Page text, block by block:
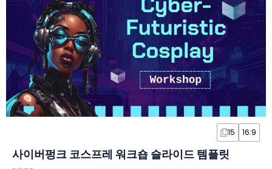
15 16:9
사이버펑크 코스프레 워크숍 슬라이드 템플릿